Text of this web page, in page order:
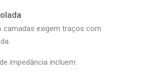
camadas exigem traços com
impedância incluem: